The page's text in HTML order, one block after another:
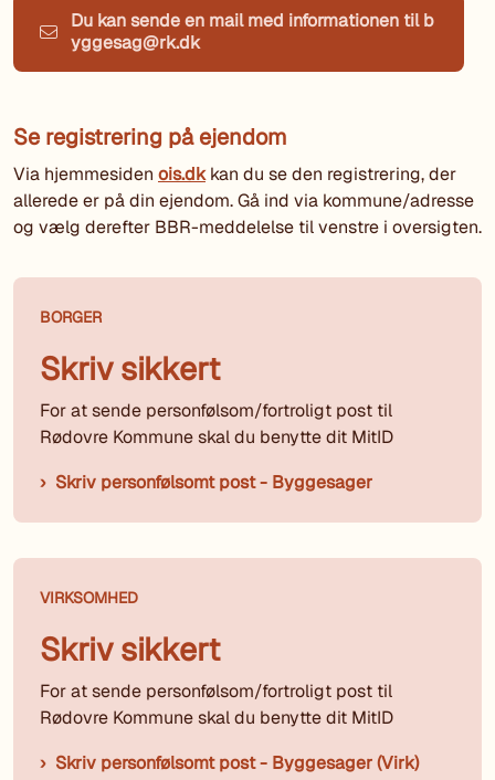
Du kan sende en mail med informationen til b
yggesag@rk.dk
Se registrering på ejendom
Via hjemmesiden ois.dkkan du se den registrering, der
allerede er på din ejendom. Gå ind via kommune/adresse
og vælg derefter BBR-meddelelse til venstre i oversigten.
BORGER
Skriv sikkert
For at sende personfølsom/fortroligt post til
Rødovre Kommune skal du benytte dit MitID
Skriv personfølsomt post - Byggesager
VIRKSOMHED
Skriv sikkert
For at sende personfølsom/fortroligt post til
Rødovre Kommune skal du benytte dit MitID
Skriv personfølsomt post - Byggesager (Virk)